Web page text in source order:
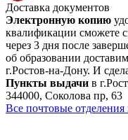
Доставка документов
Электронную копию
квалификации сможете
через 3 дня после
об образовании
г.Ростов-на-Дону. И
Пункты выдачи в
344000, Соколова пр, 63
Все почтовые